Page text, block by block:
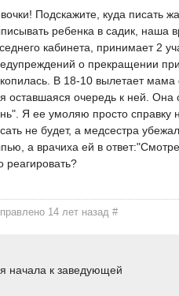
Подскажите, куда писать
ребенка в садик, наша
кабинета, принимает 2
о прекращении
В 18-10 вылетает
оставшаяся очередь к ней. Она
Я ее умоляю просто справку
не будет, а медсестра
а врачиха ей в
реагировать?
14 лет назад#
начала к заведующей